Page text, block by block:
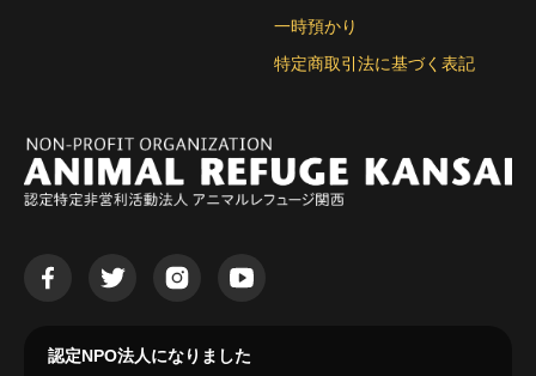
一時預かり
特定商取引法に基づく表記
認定NPO法人になりました